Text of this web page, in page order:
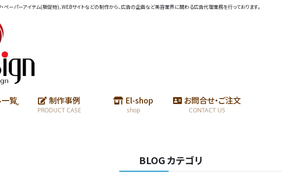
ーパーアイテム(販促物)、WEBサイトなどの制作から、広告の企画など美容業界に関わる広告代理業務を行っております。
覧 制作事例
PRODUCT CASE
El-shop
shop
お問合せ・ご注文
CONTACT US
BLOG カテゴリ